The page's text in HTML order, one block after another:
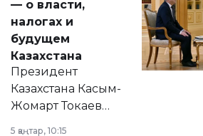
— о власти,
налогах и
будущем
Казахстана
Президент
Казахстана Касым-
Жомарт Токаев
5 қаңтар, 10:15